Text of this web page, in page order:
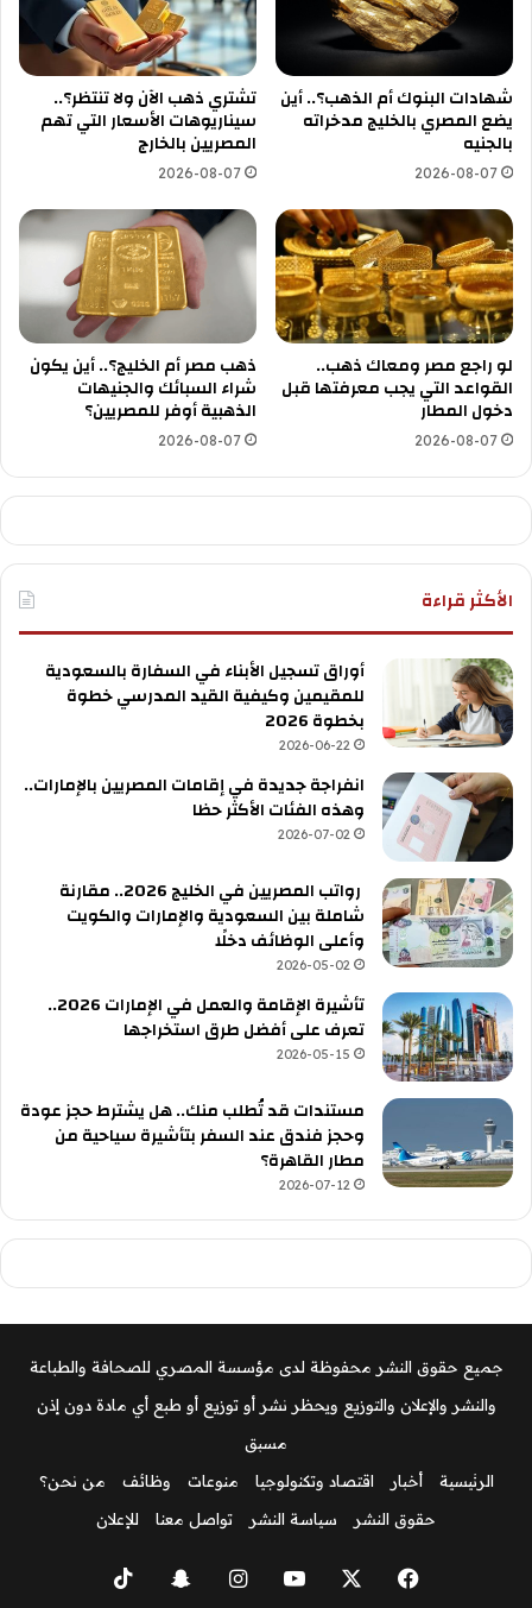
شهادات البنوك أم الذهب؟.. أين
يضع المصري بالخليج مدخراته
بالجنيه
2026-08-07
تشتري ذهب الآن ولا تنتظر؟..
سيناريوهات الأسعار التي تهم
المصريين بالخارج
2026-08-07
لو راجع مصر ومعاك ذهب..
القواعد التي يجب معرفتها قبل
دخول المطار
2026-08-07
ذهب مصر أم الخليج؟.. أين يكون
شراء السبائك والجنيهات
الذهبية أوفر للمصريين؟
2026-08-07
الأكثر قراءة
أوراق تسجيل الأبناء في السفارة بالسعودية
للمقيمين وكيفية القيد المدرسي خطوة
بخطوة 2026
2026-06-22
انفراجة جديدة في إقامات المصريين بالإمارات..
وهذه الفئات الأكثر حظا
2026-07-02
رواتب المصريين في الخليج 2026.. مقارنة
شاملة بين السعودية والإمارات والكويت
وأعلى الوظائف دخلًا
2026-05-02
تأشيرة الإقامة والعمل في الإمارات 2026..
تعرف على أفضل طرق استخراجها
2026-05-15
مستندات قد تُطلب منك.. هل يشترط حجز عودة
وحجز فندق عند السفر بتأشيرة سياحية من
مطار القاهرة؟
2026-07-12
جميع حقوق النشر محفوظة لدى مؤسسة المصري للصحافة والطباعة
والنشر والإعلان والتوزيع ويحظر نشر أو توزيع أو طبع أي مادة دون إذن
مسبق
الرئيسية
أخبار اقتصاد وتكنولوجيا منوعات وظائف
من نحن؟
حقوق النشر
سياسة النشر تواصل معنا للإعلان
فيسبوك ‫YouTubeانستقرامسناب